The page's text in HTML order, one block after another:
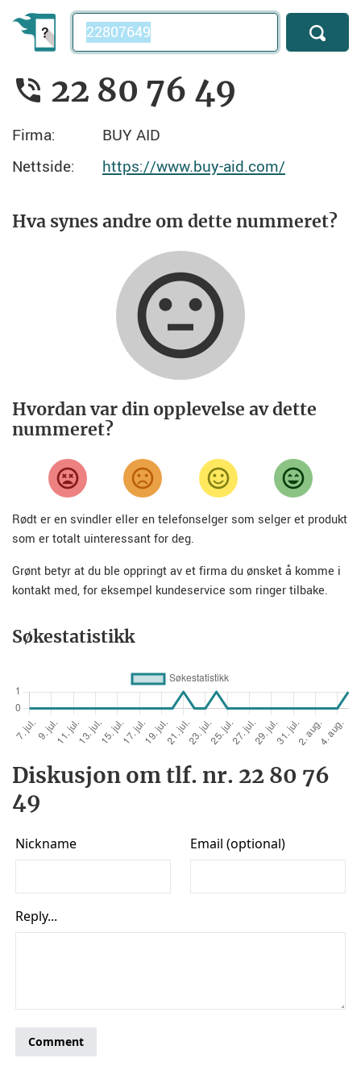
Telefonnummer
22 80 76 49
Firma:
BUY AID
Nettside:
https://www.buy-aid.com/
Hva synes andre om dette nummeret?
Hvordan var din opplevelse av dette
nummeret?
Rødt er en svindler eller en telefonselger som selger et produkt
som er totalt uinteressant for deg.
Grønt betyr at du ble oppringt av et firma du ønsket å komme i
kontakt med, for eksempel kundeservice som ringer tilbake.
Søkestatistikk
Diskusjon om tlf. nr. 22 80 76
49